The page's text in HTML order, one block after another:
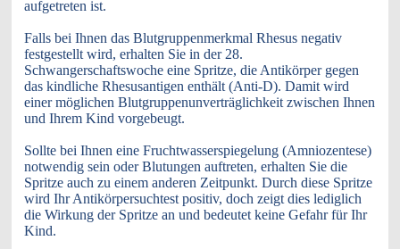
aufgetreten ist.
Falls bei Ihnen das Blutgruppenmerkmal Rhesus negativ
festgestellt wird, erhalten Sie in der 28.
Schwangerschaftswoche eine Spritze, die Antikörper gegen
das kindliche Rhesusantigen enthält (Anti-D). Damit wird
einer möglichen Blutgruppenunverträglichkeit zwischen Ihnen
und Ihrem Kind vorgebeugt.
Sollte bei Ihnen eine Fruchtwasserspiegelung (Amniozentese)
notwendig sein oder Blutungen auftreten, erhalten Sie die
Spritze auch zu einem anderen Zeitpunkt. Durch diese Spritze
wird Ihr Antikörpersuchtest positiv, doch zeigt dies lediglich
die Wirkung der Spritze an und bedeutet keine Gefahr für Ihr
Kind.